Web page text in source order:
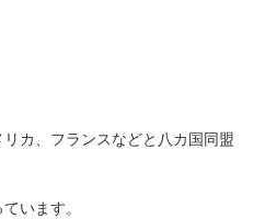
カ、フランスなどと八カ国同盟
います。